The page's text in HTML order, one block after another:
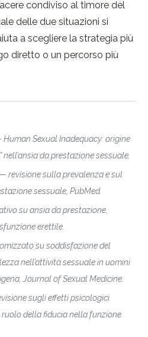
condiviso al timore del
delle due situazioni si
a scegliere la strategia più
diretto o un percorso più
Human Sexual Inadequacy: origine
da prestazione sessuale.
revisione sulla prevalenza e sul
sessuale, PubMed.
su ansia da prestazione,
erettile.
su soddisfazione del
nell’attività sessuale in uomini
Journal of Sexual Medicine.
sugli effetti psicologici
ruolo della fiducia nella funzione